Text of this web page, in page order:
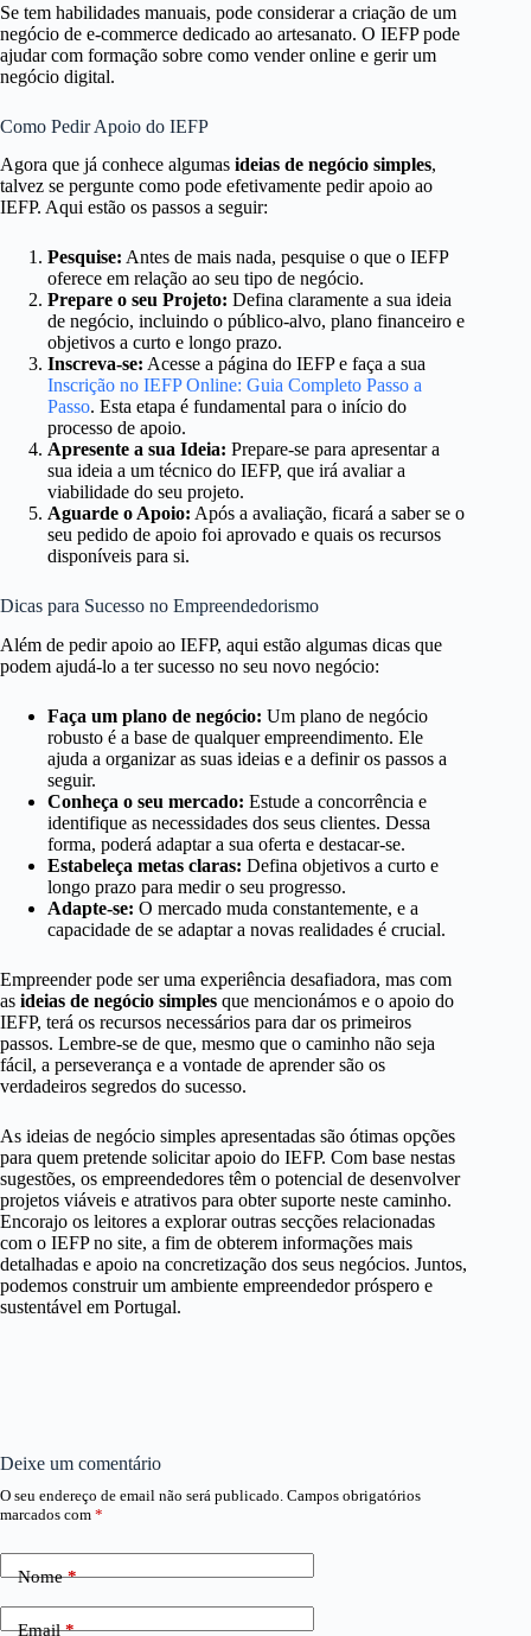
Se tem habilidades manuais, pode considerar a criação de um
negócio de e-commerce dedicado ao artesanato. O IEFP pode
ajudar com formação sobre como vender online e gerir um
negócio digital.
Como Pedir Apoio do IEFP
Agora que já conhece algumas ideias de negócio simples,
talvez se pergunte como pode efetivamente pedir apoio ao
IEFP. Aqui estão os passos a seguir:
Pesquise: Antes de mais nada, pesquise o que o IEFP
oferece em relação ao seu tipo de negócio.
Prepare o seu Projeto: Defina claramente a sua ideia
de negócio, incluindo o público-alvo, plano financeiro e
objetivos a curto e longo prazo.
Inscreva-se: Acesse a página do IEFP e faça a sua
Inscrição no IEFP Online: Guia Completo Passo a
Passo. Esta etapa é fundamental para o início do
processo de apoio.
Apresente a sua Ideia: Prepare-se para apresentar a
sua ideia a um técnico do IEFP, que irá avaliar a
viabilidade do seu projeto.
Aguarde o Apoio: Após a avaliação, ficará a saber se o
seu pedido de apoio foi aprovado e quais os recursos
disponíveis para si.
Dicas para Sucesso no Empreendedorismo
Além de pedir apoio ao IEFP, aqui estão algumas dicas que
podem ajudá-lo a ter sucesso no seu novo negócio:
Faça um plano de negócio: Um plano de negócio
robusto é a base de qualquer empreendimento. Ele
ajuda a organizar as suas ideias e a definir os passos a
seguir.
Conheça o seu mercado: Estude a concorrência e
identifique as necessidades dos seus clientes. Dessa
forma, poderá adaptar a sua oferta e destacar-se.
Estabeleça metas claras: Defina objetivos a curto e
longo prazo para medir o seu progresso.
Adapte-se: O mercado muda constantemente, e a
capacidade de se adaptar a novas realidades é crucial.
Empreender pode ser uma experiência desafiadora, mas com
as ideias de negócio simples que mencionámos e o apoio do
IEFP, terá os recursos necessários para dar os primeiros
passos. Lembre-se de que, mesmo que o caminho não seja
fácil, a perseverança e a vontade de aprender são os
verdadeiros segredos do sucesso.
As ideias de negócio simples apresentadas são ótimas opções
para quem pretende solicitar apoio do IEFP. Com base nestas
sugestões, os empreendedores têm o potencial de desenvolver
projetos viáveis e atrativos para obter suporte neste caminho.
Encorajo os leitores a explorar outras secções relacionadas
com o IEFP no site, a fim de obterem informações mais
detalhadas e apoio na concretização dos seus negócios. Juntos,
podemos construir um ambiente empreendedor próspero e
sustentável em Portugal.
Deixe um comentário
O seu endereço de email não será publicado. Campos obrigatórios
marcados com *
Nome*
Email*